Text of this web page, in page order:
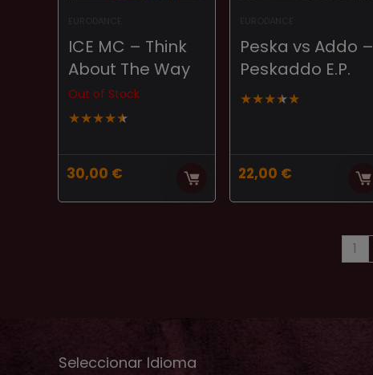
ICE MC – Think
About The Way
Out of Stock
★★★★★
30,00 €
Peska ‎vs Addo –
Peskaddo E.P.
★★★★★
22,00 €
1
Seleccionar Idioma